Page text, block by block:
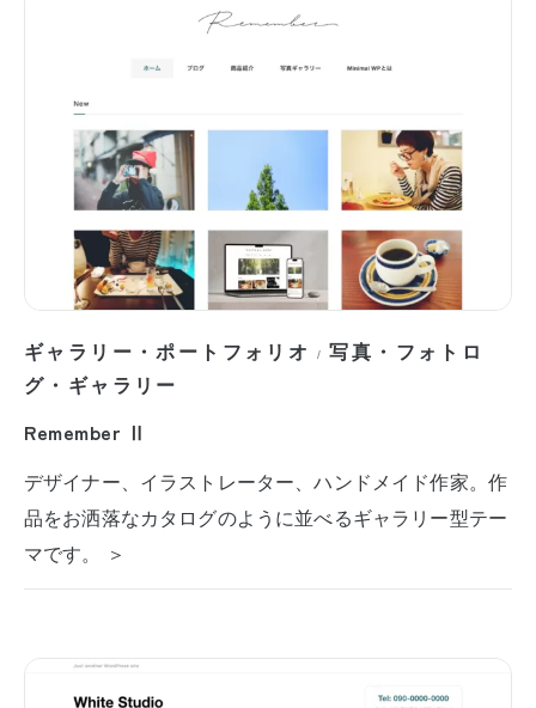
ギャラリー・ポートフォリオ /写真・フォトロ
グ・ギャラリー
Remember Ⅱ
デザイナー、イラストレーター、ハンドメイド作家。作
品をお洒落なカタログのように並べるギャラリー型テー
マです。 ＞